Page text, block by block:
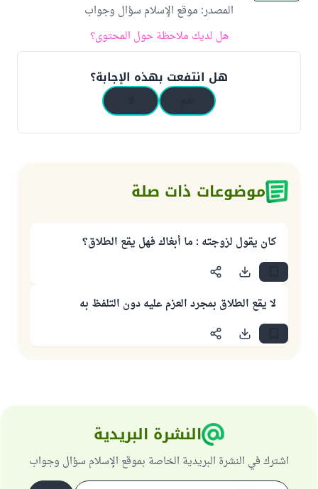
المصدر: موقع الإسلام سؤال وجواب
هل لديك ملاحظة حول المحتوى؟
هل انتفعت بهذه الإجابة؟
موضوعات ذات صلة
كان يقول لزوجته : ما أبغاك فهل يقع الطلاق؟
لا يقع الطلاق بمجرد العزم عليه دون التلفظ به
النشرة البريدية
اشترك في النشرة البريدية الخاصة بموقع الإسلام سؤال وجواب